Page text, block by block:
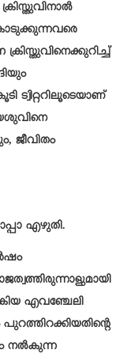
ട്വിറ്ററിലൂടെയാണ്
ജീവിതം
എഴുതി.
എവഞ്ചേലി
നൽകുന്ന